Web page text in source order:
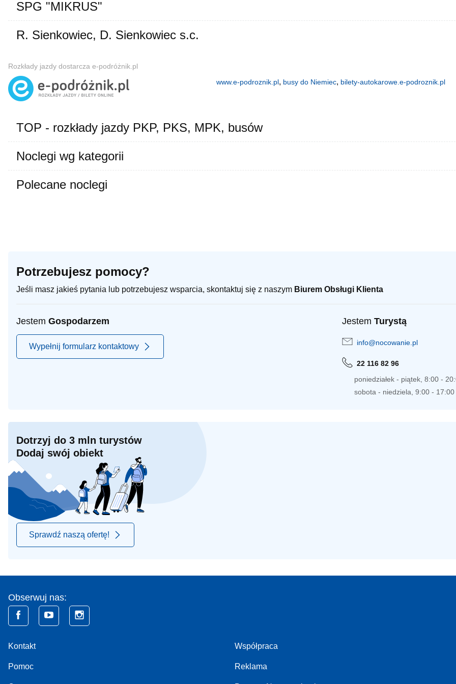
SPG "MIKRUS"
R. Sienkowiec, D. Sienkowiec s.c.
Rozkłady jazdy dostarcza e-podróżnik.pl
www.e-podroznik.pl, busy do Niemiec, bilety-autokarowe.e-podroznik.pl
TOP - rozkłady jazdy PKP, PKS, MPK, busów
Noclegi wg kategorii
Polecane noclegi
Potrzebujesz pomocy?
Jeśli masz jakieś pytania lub potrzebujesz wsparcia, skontaktuj się z naszym Biurem Obsługi Klienta
Jestem Gospodarzem
Wypełnij formularz kontaktowy
Jestem Turystą
info@nocowanie.pl
22 116 82 96
poniedziałek - piątek, 8:00 -
sobota - niedziela, 9:00 - 17:00
Dotrzyj do 3 mln turystów
Dodaj swój obiekt
Sprawdź naszą ofertę!
Obserwuj nas:
Kontakt
Pomoc
Współpraca
Reklama